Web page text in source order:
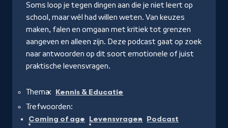
Soms loop je tegen dingen aan die je niet leert op
school, maar wél had willen weten. Van keuzes
maken, falen en omgaan met kritiek tot grenzen
aangeven en alleen zijn. Deze podcast gaat op zoek
naar antwoorden op dit soort emotionele of juist
praktische levensvragen.
Thema: Kennis & Educatie
Trefwoorden:
Coming of age Levensvragen Podcast